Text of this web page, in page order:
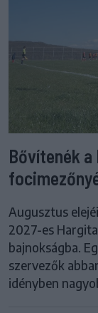
Bővítenék
Augusztus
2027-es
bajnokságba.
szervezők
idényben